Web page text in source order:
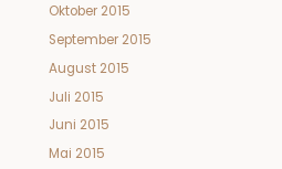
Oktober 2015
September 2015
August 2015
Juli 2015
Juni 2015
Mai 2015